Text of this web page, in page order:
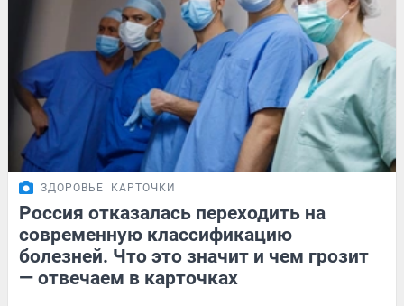
ЗДОРОВЬЕ КАРТОЧКИ
Россия отказалась переходить на
современную классификацию
болезней. Что это значит и чем грозит
— отвечаем в карточках